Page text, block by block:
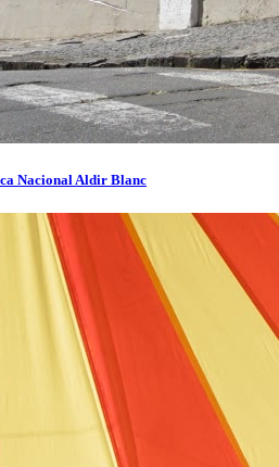
Nacional Aldir Blanc